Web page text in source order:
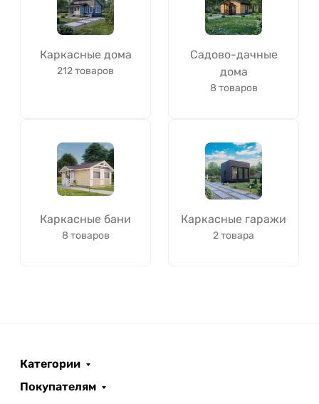
Каркасные дома
212 товаров
Садово-дачные
дома
8 товаров
Каркасные бани
8 товаров
Каркасные гаражи
2 товара
Категории
Покупателям